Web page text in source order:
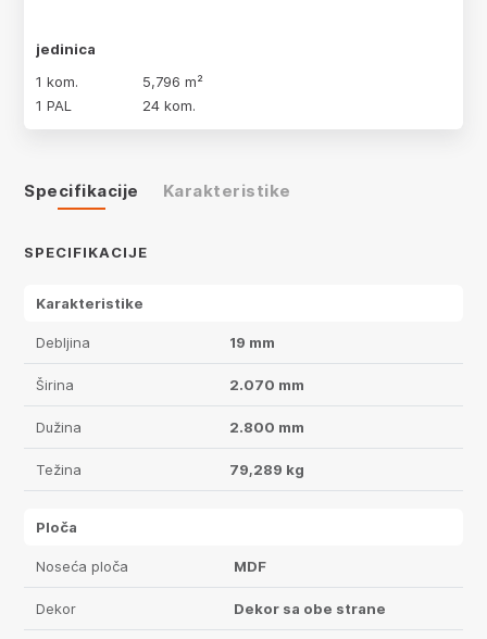
jedinica
1 kom.
5,796 m²
1 PAL
24 kom.
Specifikacije Karakteristike
SPECIFIKACIJE
Karakteristike
Debljina 19 mm
Širina 2.070 mm
Dužina 2.800 mm
Težina 79,289 kg
Ploča
Noseća ploča MDF
Dekor Dekor sa obe strane